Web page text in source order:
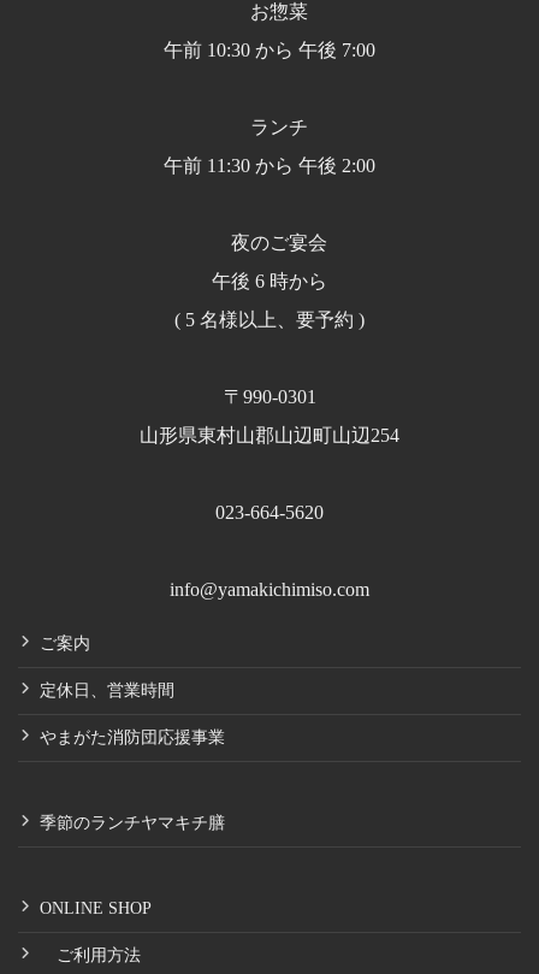
お惣菜
午前 10:30 から 午後 7:00
ランチ
午前 11:30 から 午後 2:00
夜のご宴会
午後 6 時から
( 5 名様以上、要予約 )
〒990-0301
山形県東村山郡山辺町山辺254
023-664-5620
info@yamakichimiso.com
ご案内
定休日、営業時間
やまがた消防団応援事業
季節のランチヤマキチ膳
ONLINE SHOP
ご利用方法